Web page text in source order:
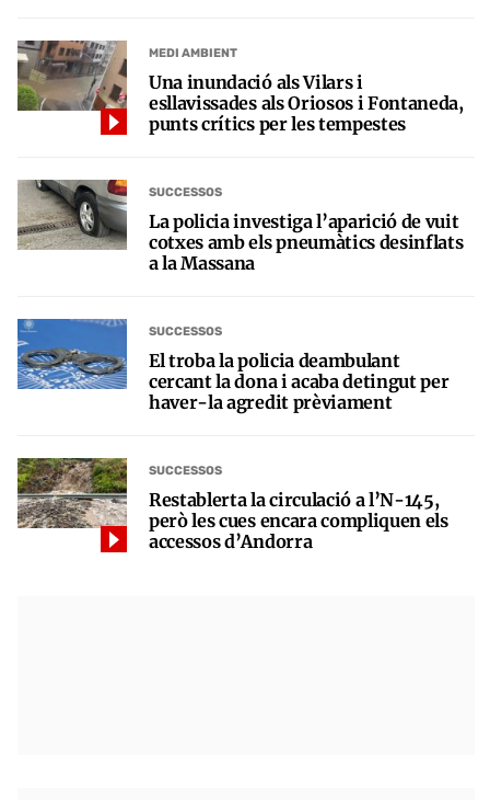
MEDI AMBIENT
Una inundació als Vilars i
esllavissades als Oriosos i Fontaneda,
punts crítics per les tempestes
SUCCESSOS
La policia investiga l’aparició de vuit
cotxes amb els pneumàtics desinflats
a la Massana
SUCCESSOS
El troba la policia deambulant
cercant la dona i acaba detingut per
haver-la agredit prèviament
SUCCESSOS
Restablerta la circulació a l’N-145,
però les cues encara compliquen els
accessos d’Andorra